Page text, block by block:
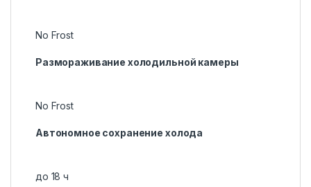
No Frost
Размораживание холодильной камеры
No Frost
Автономное сохранение холода
до 18 ч